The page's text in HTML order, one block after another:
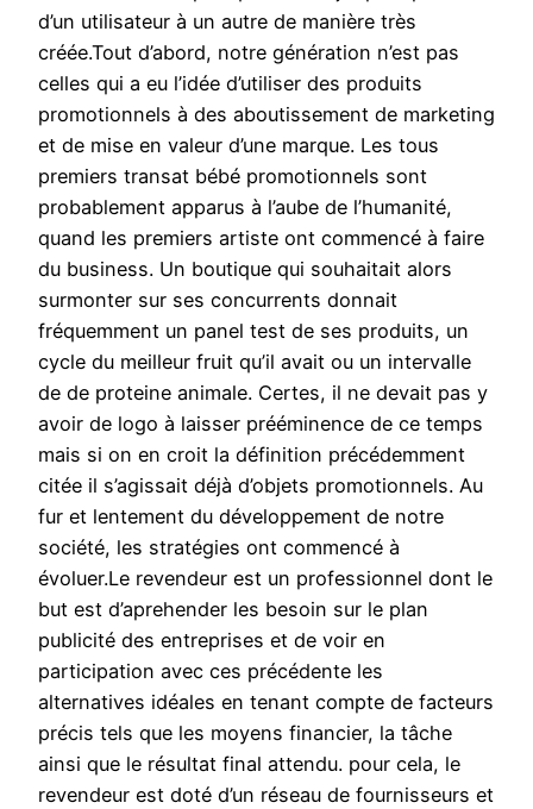
d’un utilisateur à un autre de manière très
créée.Tout d’abord, notre génération n’est pas
celles qui a eu l’idée d’utiliser des produits
promotionnels à des aboutissement de marketing
et de mise en valeur d’une marque. Les tous
premiers transat bébé promotionnels sont
probablement apparus à l’aube de l’humanité,
quand les premiers artiste ont commencé à faire
du business. Un boutique qui souhaitait alors
surmonter sur ses concurrents donnait
fréquemment un panel test de ses produits, un
cycle du meilleur fruit qu’il avait ou un intervalle
de de proteine animale. Certes, il ne devait pas y
avoir de logo à laisser prééminence de ce temps
mais si on en croit la définition précédemment
citée il s’agissait déjà d’objets promotionnels. Au
fur et lentement du développement de notre
société, les stratégies ont commencé à
évoluer.Le revendeur est un professionnel dont le
but est d’aprehender les besoin sur le plan
publicité des entreprises et de voir en
participation avec ces précédente les
alternatives idéales en tenant compte de facteurs
précis tels que les moyens financier, la tâche
ainsi que le résultat final attendu. pour cela, le
revendeur est doté d’un réseau de fournisseurs et